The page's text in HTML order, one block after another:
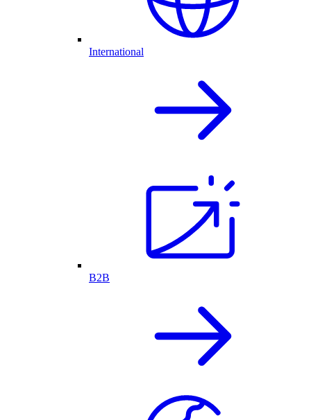
International
B2B